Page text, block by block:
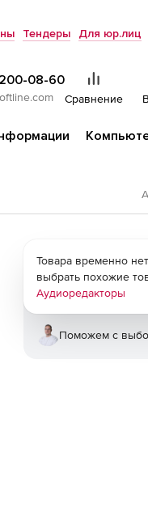
Тендеры Для юр.лиц
08-60
Сравнение
Товара временно
выбрать похожие
Аудиоредакторы
Поможем с